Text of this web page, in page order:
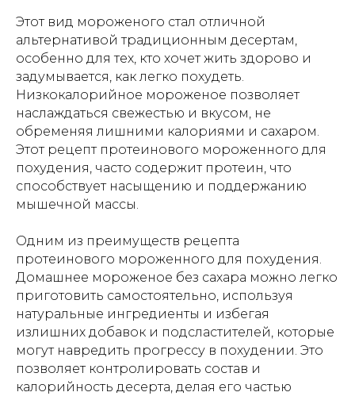
Этот вид мороженого стал отличной
альтернативой традиционным десертам,
особенно для тех, кто хочет жить здорово и
задумывается, как легко похудеть.
Низкокалорийное мороженое позволяет
наслаждаться свежестью и вкусом, не
обременяя лишними калориями и сахаром.
Этот рецепт протеинового мороженного для
похудения, часто содержит протеин, что
способствует насыщению и поддержанию
мышечной массы.
Одним из преимуществ рецепта
протеинового мороженного для похудения.
Домашнее мороженое без сахара можно легко
приготовить самостоятельно, используя
натуральные ингредиенты и избегая
излишних добавок и подсластителей, которые
могут навредить прогрессу в похудении. Это
позволяет контролировать состав и
калорийность десерта, делая его частью
питания
Ваша почта
Имя
Количество килокалорий (ккал)
Введите подходящее для вас количество
суточных ккал
900